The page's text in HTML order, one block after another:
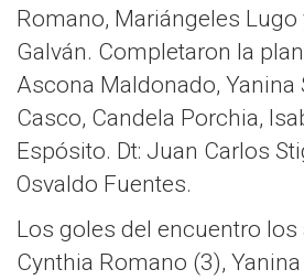
Romano, Mariángeles Lugo
Galván. Completaron la
Ascona Maldonado, Yanina
Casco, Candela Porchia,
Espósito. Dt: Juan Carlos
Osvaldo Fuentes.
Los goles del encuentro los
Cynthia Romano (3),